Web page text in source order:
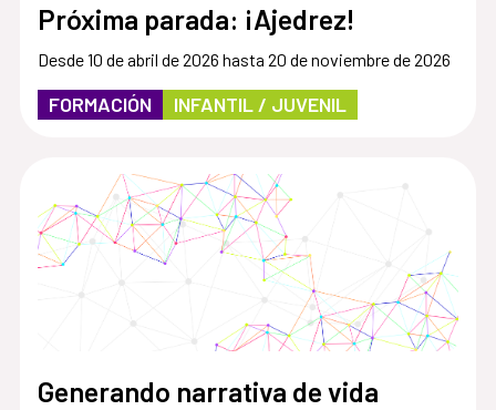
Próxima parada: ¡Ajedrez!
Desde 10 de abril de 2026 hasta 20 de noviembre de 2026
FORMACIÓN INFANTIL / JUVENIL
Generando narrativa de vida